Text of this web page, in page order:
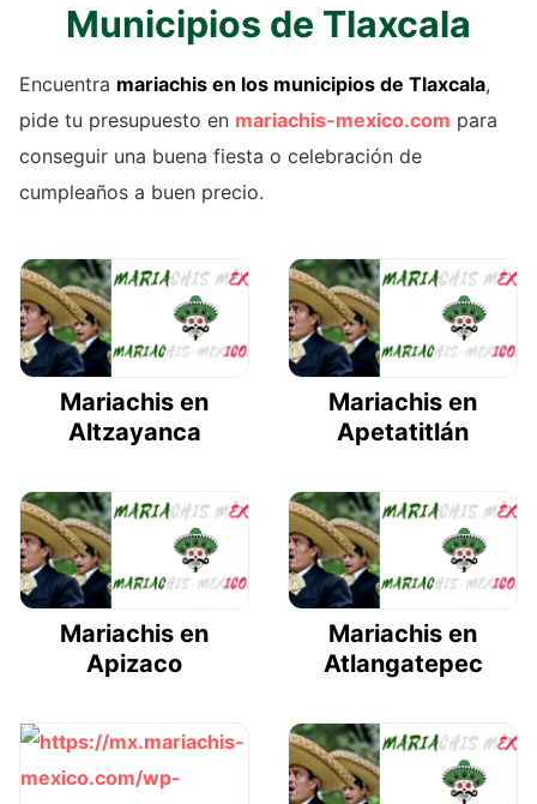
Municipios de Tlaxcala
Encuentra mariachis en los municipios de Tlaxcala,
pide tu presupuesto en mariachis-mexico.com para
conseguir una buena fiesta o celebración de
cumpleaños a buen precio.
Mariachis en
Altzayanca
Mariachis en
Apetatitlán
Mariachis en
Apizaco
Mariachis en
Atlangatepec